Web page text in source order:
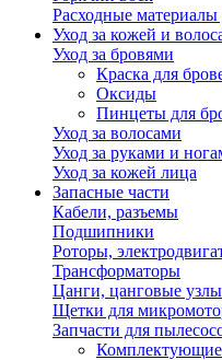
Расходные
Уход за кожей и
Уход за бровями
Краска для
Оксиды
Пинцеты для
Уход за волосами
Уход за руками и
Уход за кожей лица
Запасные части
Кабели, разъемы
Подшипники
Роторы,
Трансформаторы
Цанги, цанговые
Щетки для
Запчасти для
Комплектующие